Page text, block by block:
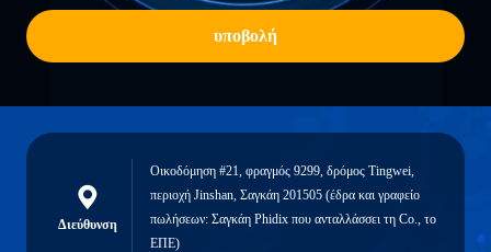
υποβολή
Διεύθυνση
Οικοδόμηση #21, φραγμός 9299, δρόμος Tingwei,
περιοχή Jinshan, Σαγκάη 201505 (έδρα και γραφείο
πωλήσεων: Σαγκάη Phidix που ανταλλάσσει τη Co., το
ΕΠΕ)